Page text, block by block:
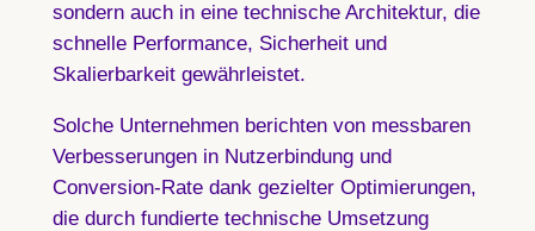
sondern auch in eine technische Architektur, die
schnelle Performance, Sicherheit und
Skalierbarkeit gewährleistet.
Solche Unternehmen berichten von messbaren
Verbesserungen in Nutzerbindung und
Conversion-Rate dank gezielter Optimierungen,
die durch fundierte technische Umsetzung